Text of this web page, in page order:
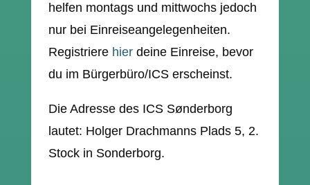
helfen montags und mittwochs jedoch
nur bei Einreiseangelegenheiten.
Registriere hierdeine Einreise, bevor
du im Bürgerbüro/ICS erscheinst.
Die Adresse des ICS Sønderborg
lautet: Holger Drachmanns Plads 5, 2.
Stock in Sonderborg.